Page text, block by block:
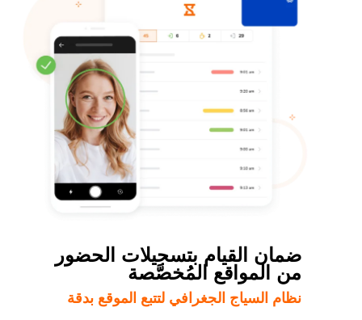
ضمان القيام بتسجيلات الحضور
من المواقع المُخصَّصة
نظام السياج الجغرافي لتتبع الموقع بدقة